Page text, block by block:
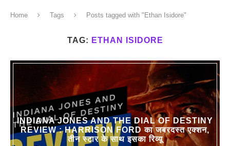
Home Tags Posts tagged with "Ethan Isidore"
TAG: ETHAN ISIDORE
INDIANA JONES AND THE DIAL OF DESTINY
REVIEW : HARRISON FORD का जबरदस्त एक्शन,
तीन स्टार के साथ इसका रिव्यू